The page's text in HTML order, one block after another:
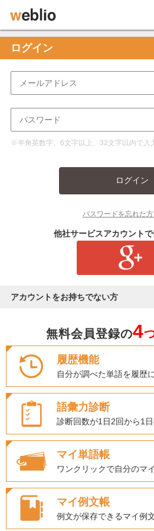
ログイン
※半角英数字、6文字以上、32文字以内で入
ログイン
パスワードを忘れた
他社サービスアカウント
アカウントをお持ちでない方
無料会員登録の4
履歴機能
自分が調べた単語を履歴
語彙力診断
診断回数が1日2回から1
マイ単語帳
ワンクリックで自分のマ
マイ例文帳
例文が保存できるマイ例